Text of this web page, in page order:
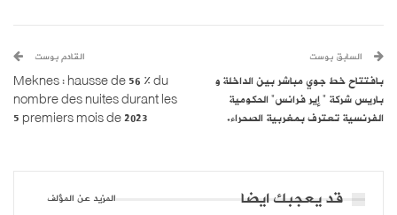
السابق بوست
بافتتاح خط جوي مباشر بين الداخلة و
باريس شركة ” إير فرانس” الحكومية
الفرنسية تعترف بمغربية الصحراء.
القادم بوست
Meknes : hausse de 56 % du
nombre des nuites durant les
5 premiers mois de 2023
قد يعجبك ايضا المزيد عن المؤلف